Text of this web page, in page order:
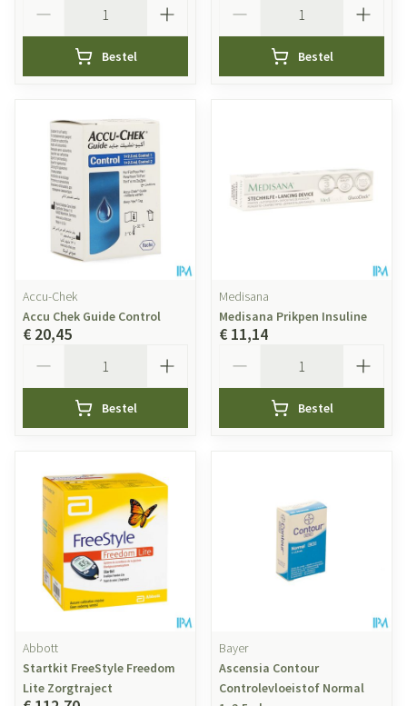
Bestel Bestel
Accu-Chek
Accu Chek Guide Control
€ 20,45
Bestel
Medisana
Medisana Prikpen Insuline
€ 11,14
Bestel
Abbott
Startkit FreeStyle Freedom
Lite Zorgtraject
Bayer
Ascensia Contour
Controlevloeistof Normal